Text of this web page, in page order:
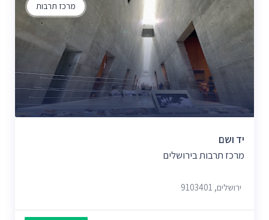
מרכז תרבות
יד ושם
מרכז תרבות בירושלים
ירושלים, 9103401